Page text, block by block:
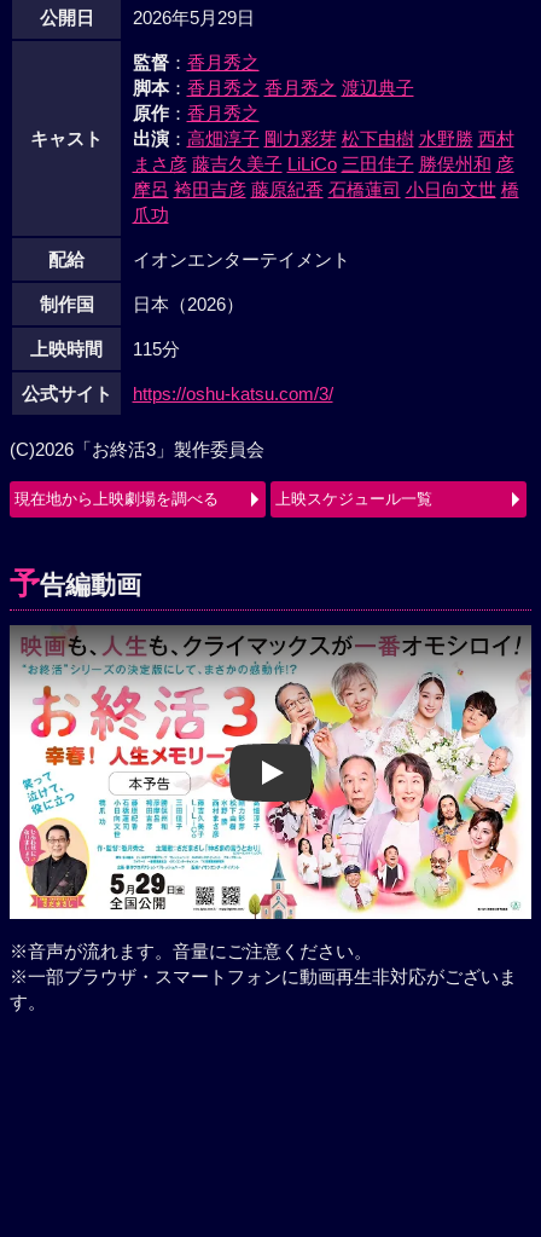
公開日 2026年5月29日
キャスト
監督： 香月秀之
脚本： 香月秀之 香月秀之 渡辺典子
原作： 香月秀之
出演： 高畑淳子 剛力彩芽 松下由樹 水野勝 西村
まさ彦 藤吉久美子 LiLiCo 三田佳子 勝俣州和 彦
摩呂 袴田吉彦 藤原紀香 石橋蓮司 小日向文世 橋
爪功
配給 イオンエンターテイメント
制作国 日本（2026）
上映時間 115分
公式サイト https://oshu-katsu.com/3/
(C)2026「お終活3」製作委員会
現在地から上映劇場を調べる 上映スケジュール一覧
予告編動画
Play
※音声が流れます。音量にご注意ください。
※一部ブラウザ・スマートフォンに動画再生非対応がございま
す。